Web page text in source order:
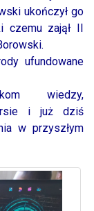
ukończył go
czemu zajął II
ufundowane
wiedzy,
i już dziś
w przyszłym